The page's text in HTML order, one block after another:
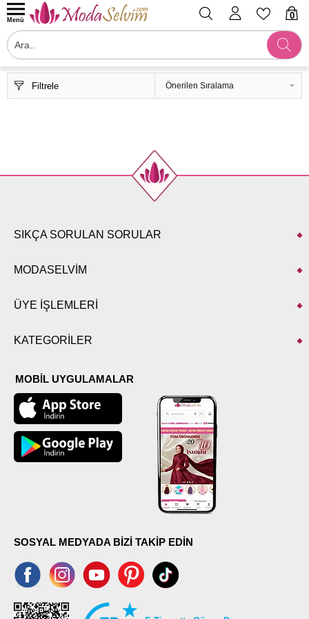
0
Menü
Filtrele
SIKÇA SORULAN SORULAR
MODASELVİM
ÜYE İŞLEMLERİ
KATEGORİLER
MOBİL UYGULAMALAR
SOSYAL MEDYADA BİZİ TAKİP EDİN